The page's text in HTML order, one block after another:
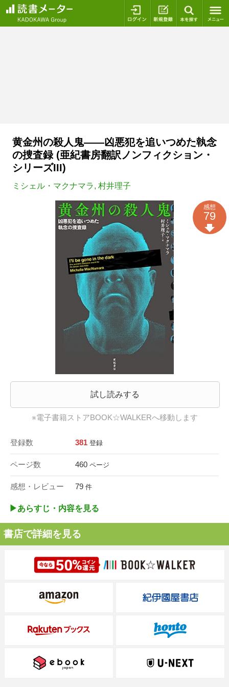
ログイン 新規登録
黄金州の殺人鬼――凶悪犯を追いつめた執念
の捜査録 (亜紀書房翻訳ノンフィクション・
シリーズIII)
ミシェル・マクナマラ, 村井理子
試し読みする
※電子書籍ストアBOOK☆WALKERへ移動します
登録数 381 登録
ページ数 460 ページ
感想・レビュー 79 件
感想
79
▶︎あらすじ・内容を見る
書店で詳細を見る